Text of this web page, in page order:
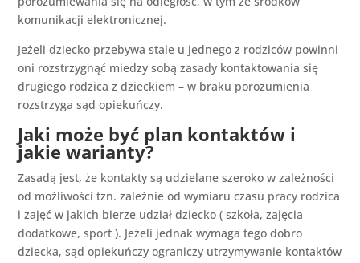
komunikacji elektronicznej.
Jeżeli dziecko przebywa stale u jednego z rodziców powinni
oni rozstrzygnąć miedzy sobą zasady kontaktowania się
drugiego rodzica z dzieckiem – w braku porozumienia
rozstrzyga sąd opiekuńczy.
Jaki może być plan kontaktów i
jakie warianty?
Zasadą jest, że kontakty są udzielane szeroko w zależności
od możliwości tzn. zależnie od wymiaru czasu pracy rodzica
i zajęć w jakich bierze udział dziecko ( szkoła, zajęcia
dodatkowe, sport ). Jeżeli jednak wymaga tego dobro
dziecka, sąd opiekuńczy ograniczy utrzymywanie kontaktów